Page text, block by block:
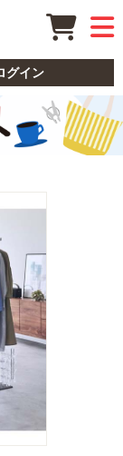
グイン